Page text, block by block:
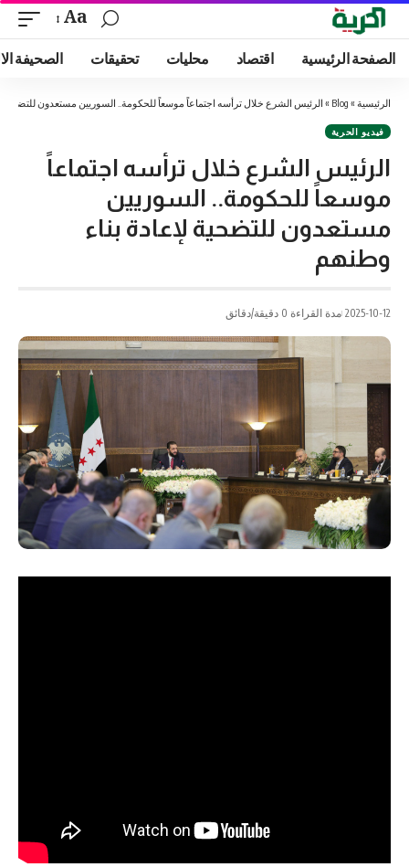
Aa
الصفحة الرئيسية اقتصاد محليات تحقيقات الصحيفة
الرئيسية »
Blog
» الرئيس الشرع خلال ترأسه اجتماعاً موسعاً للحكومة.. السوريين مستعدون للتضحية
فيديو الحرية
الرئيس الشرع خلال ترأسه اجتماعاً
موسعاً للحكومة.. السوريين
مستعدون للتضحية لإعادة بناء
وطنهم
2025-10-12 مدة القراءة 0 دقيقة/دقائق